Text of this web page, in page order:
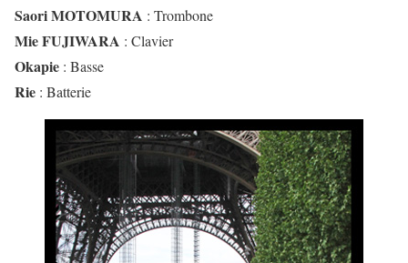
Saori MOTOMURA : Trombone
Mie FUJIWARA : Clavier
Okapie : Basse
Rie : Batterie